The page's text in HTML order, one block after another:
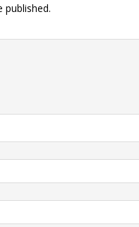
published.